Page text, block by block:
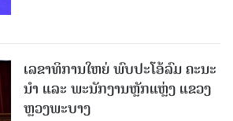
ເລຂາທິການໃຫຍ່ ພົບປະໂອ້ລົມ ຄະນະ
ນໍາ ແລະ ພະນັກງານຫຼັກແຫຼ່ງ ແຂວງ
ຫຼວງພະບາງ